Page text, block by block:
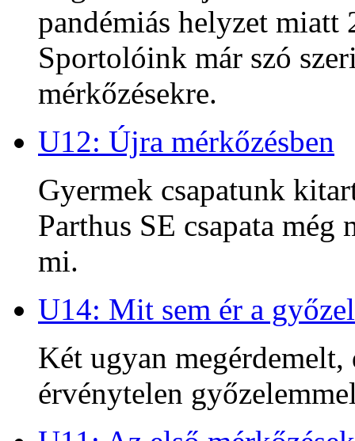
pandémiás helyzet
Sportolóink már szó
mérkőzésekre.
U12: Újra mérkőzésben
Gyermek csapatunk
Parthus SE csapata
mi.
U14: Mit sem ér a
Két ugyan
érvénytelen